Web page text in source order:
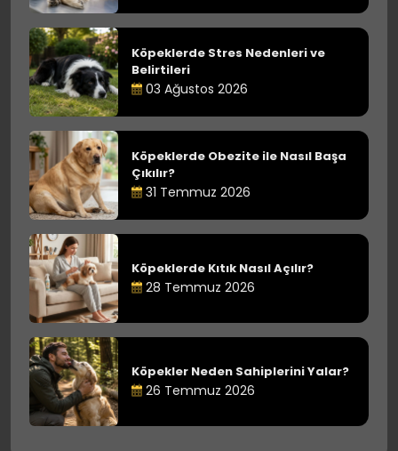
Köpeklerde Stres Nedenleri ve
Belirtileri
03 Ağustos 2026
Köpeklerde Obezite ile Nasıl Başa
Çıkılır?
31 Temmuz 2026
Köpeklerde Kıtık Nasıl Açılır?
28 Temmuz 2026
Köpekler Neden Sahiplerini Yalar?
26 Temmuz 2026